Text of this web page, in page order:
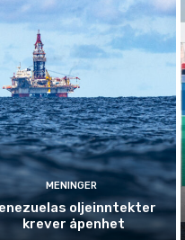
MENINGER
oljeinntekter
krever åpenhet